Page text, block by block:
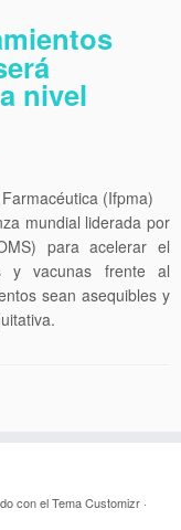
nivel
(Ifpma)
mundial liderada por
para acelerar el
y vacunas frente al
sean asequibles y
con elTema Customizr ·